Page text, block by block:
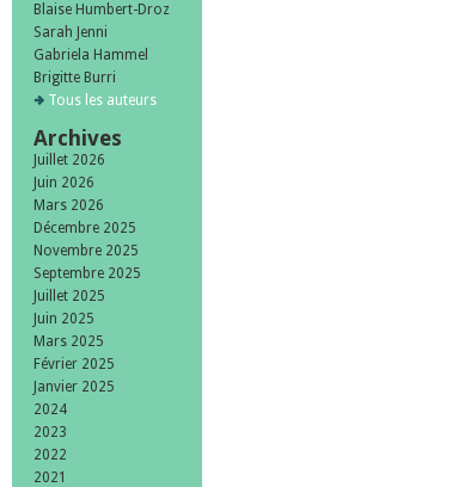
Blaise Humbert-Droz
Sarah Jenni
Gabriela Hammel
Brigitte Burri
Tous les auteurs
Archives
Juillet 2026
Juin 2026
Mars 2026
Décembre 2025
Novembre 2025
Septembre 2025
Juillet 2025
Juin 2025
Mars 2025
Février 2025
Janvier 2025
2024
2023
2022
2021